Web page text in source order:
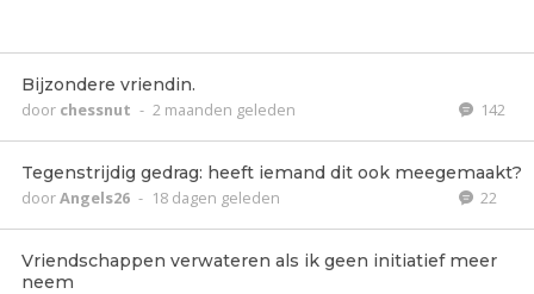
Bijzondere vriendin.
door chessnut - 2 maanden geleden 142
Tegenstrijdig gedrag: heeft iemand dit ook meegemaakt?
doorAngels26 - 18 dagen geleden 22
Vriendschappen verwateren als ik geen initiatief meer
neem